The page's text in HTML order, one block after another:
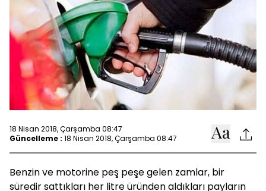
18 Nisan 2018, Çarşamba 08:47
Güncelleme : 18 Nisan 2018, Çarşamba 08:47
Benzin ve motorine peş peşe gelen zamlar, bir
süredir sattıkları her litre üründen aldıkları payların